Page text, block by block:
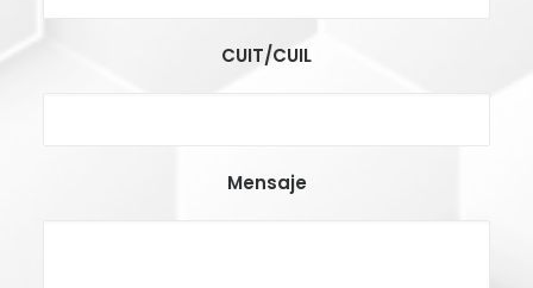
CUIT/CUIL
Mensaje